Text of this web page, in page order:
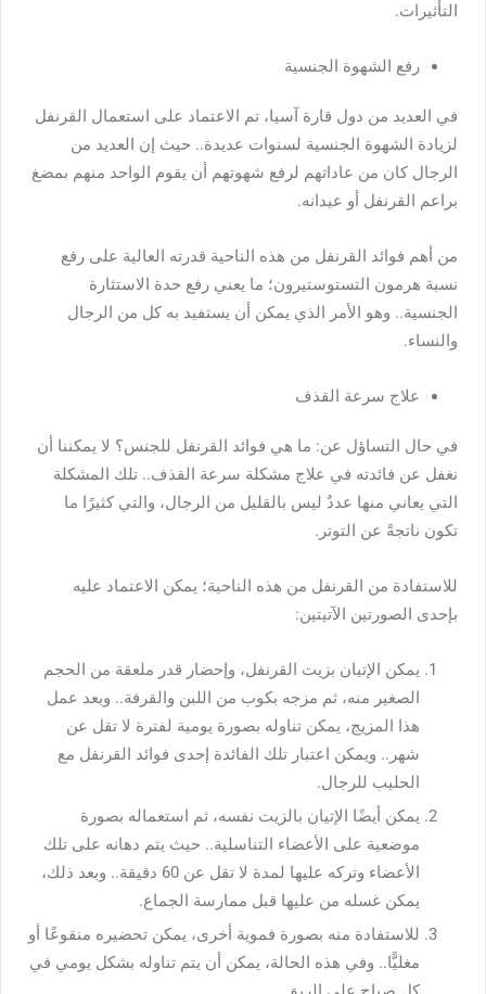
التأثيرات.
رفع الشهوة الجنسية
في العديد من دول قارة آسيا، تم الاعتماد على استعمال القرنفل
لزيادة الشهوة الجنسية لسنوات عديدة.. حيث إن العديد من
الرجال كان من عاداتهم لرفع شهوتهم أن يقوم الواحد منهم بمضغ
براعم القرنفل أو عيدانه.
من أهم فوائد القرنفل من هذه الناحية قدرته العالية على رفع
نسبة هرمون التستوستيرون؛ ما يعني رفع حدة الاستثارة
الجنسية.. وهو الأمر الذي يمكن أن يستفيد به كل من الرجال
والنساء.
علاج سرعة القذف
في حال التساؤل عن: ما هي فوائد القرنفل للجنس؟ لا يمكننا أن
نغفل عن فائدته في علاج مشكلة سرعة القذف.. تلك المشكلة
التي يعاني منها عددٌ ليس بالقليل من الرجال، والتي كثيرًا ما
تكون ناتجةً عن التوتر.
للاستفادة من القرنفل من هذه الناحية؛ يمكن الاعتماد عليه
بإحدى الصورتين الآتيتين:
يمكن الإتيان بزيت القرنفل، وإحضار قدر ملعقة من الحجم
الصغير منه، ثم مزجه بكوب من اللبن والقرفة.. وبعد عمل
هذا المزيج، يمكن تناوله بصورة يومية لفترة لا تقل عن
شهر.. ويمكن اعتبار تلك الفائدة إحدى فوائد القرنفل مع
الحليب للرجال.
يمكن أيضًا الإتيان بالزيت نفسه، ثم استعماله بصورة
موضعية على الأعضاء التناسلية.. حيث يتم دهانه على تلك
الأعضاء وتركه عليها لمدة لا تقل عن 60 دقيقة.. وبعد ذلك،
يمكن غسله من عليها قبل ممارسة الجماع.
للاستفادة منه بصورة فموية أخرى، يمكن تحضيره منقوعًا أو
مغليًّا.. وفي هذه الحالة، يمكن أن يتم تناوله بشكل يومي في